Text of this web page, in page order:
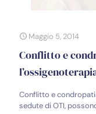
Maggio 5, 2014
Conflitto e
Conflitto e
sedute di OTI,